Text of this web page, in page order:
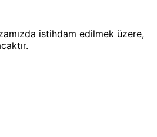
istihdam edilmek üzere,